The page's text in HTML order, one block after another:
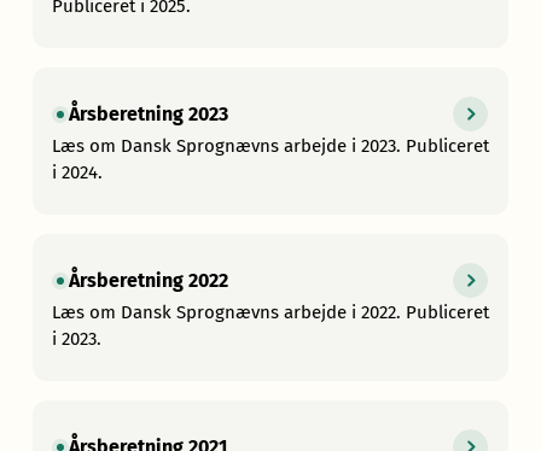
Publiceret i 2025.
Årsberetning 2023
Læs om Dansk Sprognævns arbejde i 2023. Publiceret
i 2024.
Årsberetning 2022
Læs om Dansk Sprognævns arbejde i 2022. Publiceret
i 2023.